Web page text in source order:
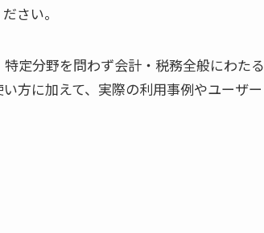
さい。
定分野を問わず会計・税務全般にわたる
方に加えて、実際の利用事例やユーザー